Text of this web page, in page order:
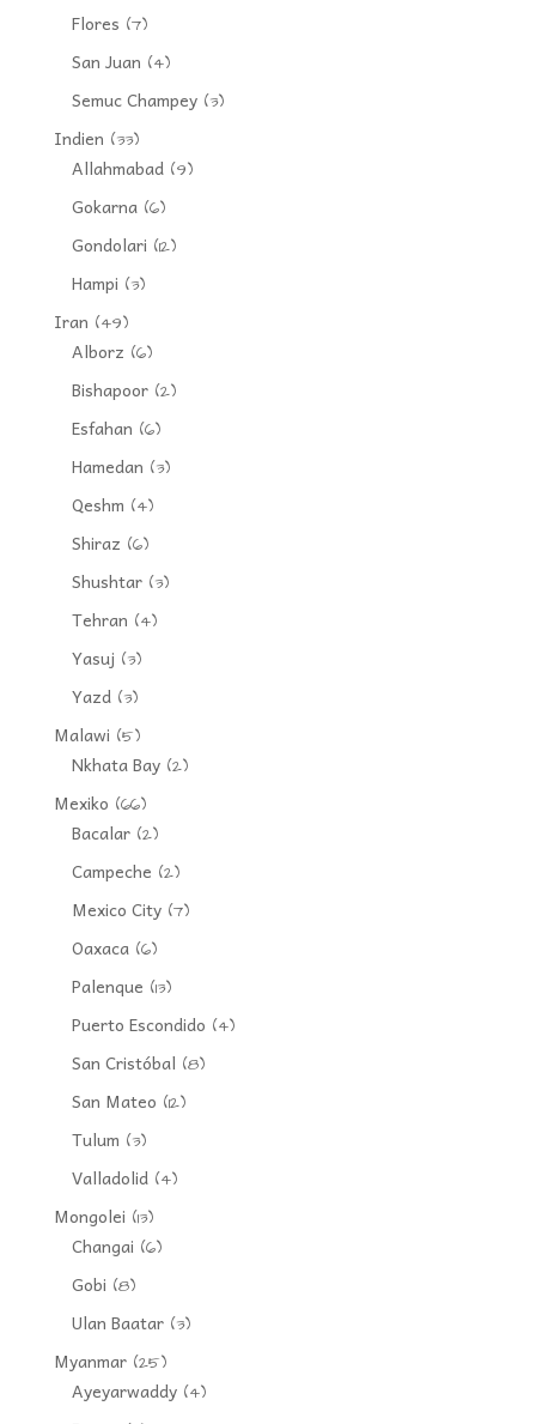
Flores (7)
San Juan (4)
Semuc Champey(3)
Indien (33)
Allahmabad(9)
Gokarna(6)
Gondolari (12)
Hampi (3)
Iran (49)
Alborz (6)
Bishapoor(2)
Esfahan (6)
Hamedan (3)
Qeshm (4)
Shiraz (6)
Shushtar(3)
Tehran (4)
Yasuj (3)
Yazd(3)
Malawi (5)
Nkhata Bay(2)
Mexiko (66)
Bacalar(2)
Campeche (2)
Mexico City(7)
Oaxaca(6)
Palenque (13)
Puerto Escondido (4)
San Cristóbal (8)
San Mateo (12)
Tulum (3)
Valladolid(4)
Mongolei (13)
Changai (6)
Gobi (8)
Ulan Baatar(3)
Myanmar(25)
Ayeyarwaddy(4)